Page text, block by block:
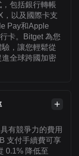
，包括銀行轉帳
，以及國際卡支
Pay和Apple
卡。Bitget 為您
，讓您輕鬆從
全球跨國加密
有競爭力的費用
支付手續費可享
0.1% 降低至